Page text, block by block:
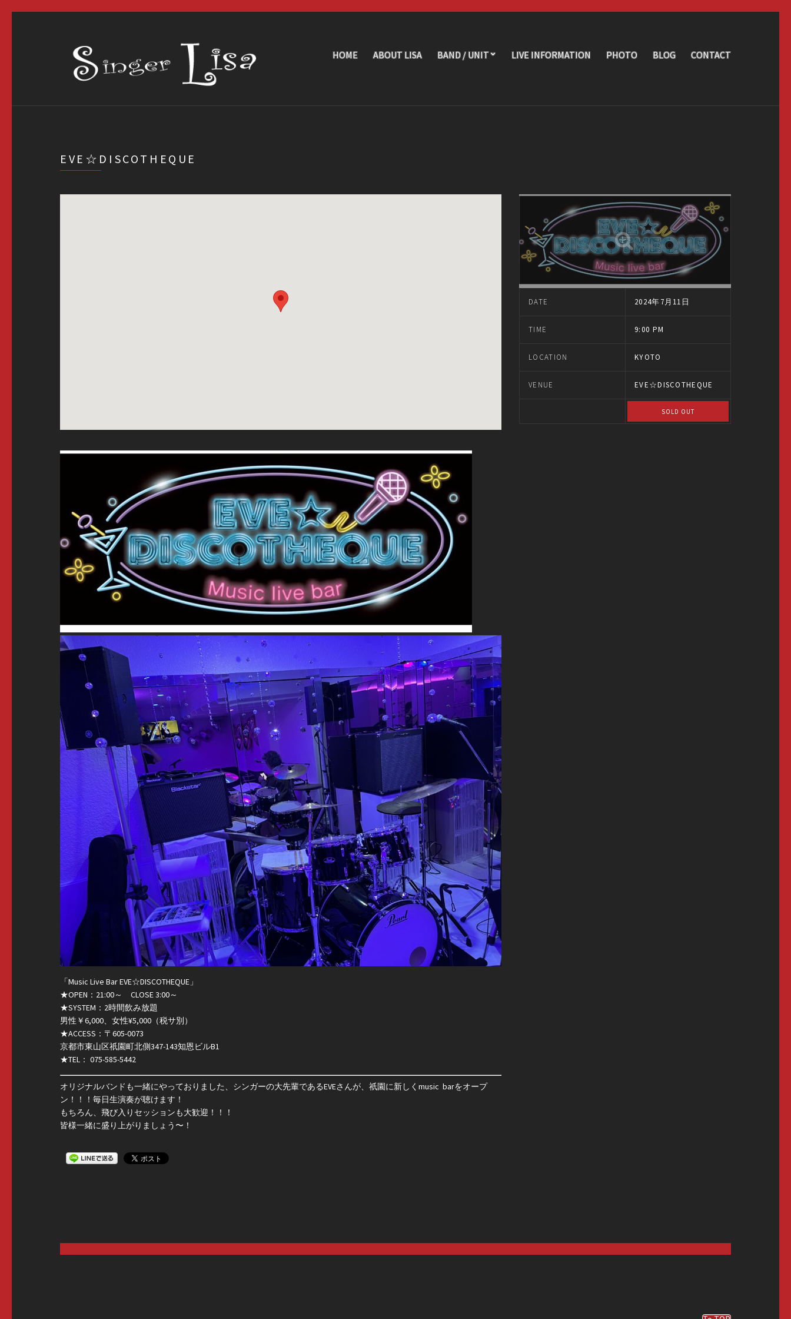
HOME ABOUT LISA BAND / UNIT LIVE INFORMATION PHOTO BLOG CONTACT
EVE☆DISCOTHEQUE
DATE 2024年7月11日
TIME 9:00 PM
LOCATION KYOTO
VENUE EVE☆DISCOTHEQUE
SOLD OUT
「Music Live Bar EVE☆DISCOTHEQUE」
★OPEN：21:00～ CLOSE 3:00～
★SYSTEM：2時間飲み放題
男性￥6,000、女性¥5,000（税サ別）
★ACCESS：〒605-0073
京都市東山区祇園町北側347-143知恩ビルB1
★TEL： 075-585-5442
オリジナルバンドも一緒にやっておりました、シンガーの大先輩であるEVEさんが、祇園に新しくmusic barをオープ
ン！！！毎日生演奏が聴けます！
もちろん、飛び入りセッションも大歓迎！！！
皆様一緒に盛り上がりましょう〜！